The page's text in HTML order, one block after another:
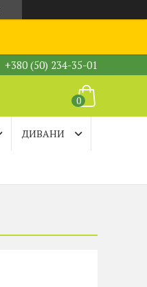
+380 (50) 234-35-01
ДИВАНИ